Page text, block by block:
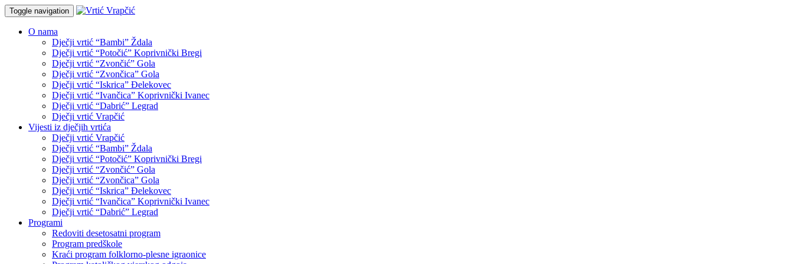
Toggle navigation
O nama
Dječji vrtić “Bambi” Ždala
Dječji vrtić “Potočić” Koprivnički Bregi
Dječji vrtić “Zvončić” Gola
Dječji vrtić “Zvončica” Gola
Dječji vrtić “Iskrica” Đelekovec
Dječji vrtić “Ivančica” Koprivnički Ivanec
Dječji vrtić “Dabrić” Legrad
Dječji vrtić Vrapčić
Vijesti iz dječjih vrtića
Dječji vrtić Vrapčić
Dječji vrtić “Bambi” Ždala
Dječji vrtić “Potočić” Koprivnički Bregi
Dječji vrtić “Zvončić” Gola
Dječji vrtić “Zvončica” Gola
Dječji vrtić “Iskrica” Đelekovec
Dječji vrtić “Ivančica” Koprivnički Ivanec
Dječji vrtić “Dabrić” Legrad
Programi
Redoviti desetosatni program
Program predškole
Kraći program folklorno-plesne igraonice